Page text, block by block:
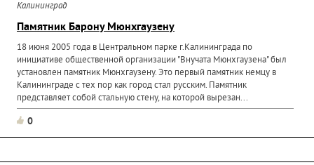
Калининград
Памятник Барону Мюнхгаузену
18 июня 2005 года в Центральном парке г.Калининграда по
инициативе общественной организации "Внучата Мюнхгаузена" был
установлен памятник Мюнхгаузену. Это первый памятник немцу в
Калининграде с тех пор как город стал русским. Памятник
представляет собой стальную стену, на которой вырезан...
0